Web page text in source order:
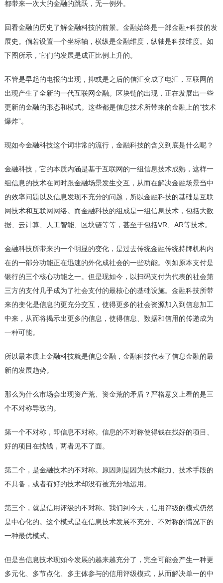
都带来一次大的金融的跳跃，无一例外。
回看金融的历史了解金融科技的前景。金融始终是一部金融+科技的发
展史。倘若设置一个坐标轴，横纵是金融维度，纵轴是科技维度。如
下图所示，它们的发展是成正比例上升的。
不管是早起的电报的出现，抑或是之后的信汇变成了电汇，互联网的
出现产生了全新的一代互联网金融。区块链的出现，正在发展出一些
更新的金融的形态和模式。这些都是信息技术所带来的金融上的”技术
爆炸”。
现如今金融科技这个词非常的流行，金融科技的含义到底是什么呢？
金融科技，它的本质内涵是基于互联网的一组信息技术成熟，这样一
组信息的技术在同时跟金融场景发生交互，从而在解决金融场景当中
的效率问题以及信息发现不充分的问题，所以金融科技的基础是互联
网技术和互联网网络。而金融科技的组成是一组信息技术，包括大数
据、云计算、人工智能、区块链等等，甚至于包括VR、AR等技术。
金融科技所带来的一个明显的变化，是过去传统金融传统持牌机构内
在的一部分功能正在迅速的外化成社会的一些功能。例如原本支付是
银行的三个核心功能之一。但是现如今，以扫码支付为代表的社会第
三方的支付几乎成为了社会支付的最核心的基础设施。金融科技所带
来的变化是信息的更充分交互，使得更多的社会资源加入到信息加工
中来，从而将揭示出更多的信息，使得信息、数据和信用的传递成为
一种可能。
所以最本质上金融科技就是信息金融，金融科技代表了信息金融的最
新的发展趋势。
那么为什么市场会出现资产荒、资金荒的矛盾？严格意义上看的是三
个不对称导致的。
第一个不对称，即信息不对称。信息的不对称使得钱在找好的项目、
好的项目在找钱，两者见不了面。
第二个，是金融技术的不对称。原因则是因为技术能力、技术手段的
不具备，或者有好的技术却没有被充分地运用。
第三个，就是信用评级的不对称。我们到今天，信用评级的模式仍然
是中心化的。这个模式是在信息技术发展不充分、不对称的情况下的
一种最优模式。
但是当信息技术现如今发展的越来越充分了，完全可能会产生一种更
多元化、多节点化、多主体参与的信用评级模式，从而解决单一的中